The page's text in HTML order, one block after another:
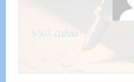
مقالات 3٬503